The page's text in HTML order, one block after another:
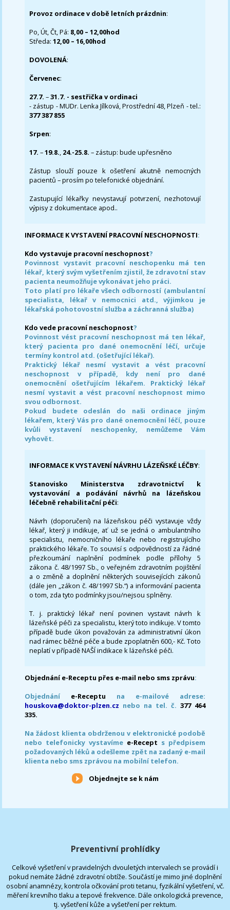
Provoz ordinace v době letních prázdnin:
Po, Út, Čt, Pá: 8,00 – 12,00hod
Středa:12,00 – 16,00hod
DOVOLENÁ:
Červenec:
27.7.–31.7. - sestřička v ordinaci
- zástup - MUDr. Lenka Jílková, Prostřední 48, Plzeň - tel.:
377 387 855
Srpen:
17. –19.8., 24.-25.8. – zástup: bude upřesněno
Zástup slouží pouze k ošetření akutně nemocných
pacientů – prosím po telefonické objednání.
Zastupující lékařky nevystavují potvrzení, nezhotovují
výpisy z dokumentace apod..
INFORMACE K VYSTAVENÍ PRACOVNÍ NESCHOPNOSTI:
Kdo vystavuje pracovní neschopnost?
Povinnost vystavit pracovní neschopenku má ten
lékař, který svým vyšetřením zjistil, že zdravotní stav
pacienta neumožňuje vykonávat jeho práci.
Toto platí pro lékaře všech odborností (ambulantní
specialista, lékař v nemocnici atd., výjimkou je
lékařská pohotovostní služba a záchranná služba)
Kdo vede pracovní neschopnost?
Povinnost vést pracovní neschopnost má ten lékař,
který pacienta pro dané onemocnění léčí, určuje
termíny kontrol atd. (ošetřující lékař).
Praktický lékař nesmí vystavit a vést pracovní
neschopnost v případě, kdy není pro dané
onemocnění ošetřujícím lékařem. Praktický lékař
nesmí vystavit a vést pracovní neschopnost mimo
svou odbornost.
Pokud budete odeslán do naši ordinace jiným
lékařem, který Vás pro dané onemocnění léčí, pouze
kvůli vystavení neschopenky, nemůžeme Vám
vyhovět.
INFORMACE K VYSTAVENÍ NÁVRHU LÁZEŇSKÉ LÉČBY:
Stanovisko Ministerstva zdravotnictví k
vystavování a podávání návrhů na lázeňskou
léčebně rehabilitační péči:
Návrh (doporučení) na lázeňskou péči vystavuje vždy
lékař, který ji indikuje, ať už se jedná o ambulantního
specialistu, nemocničního lékaře nebo registrujícího
praktického lékaře. To souvisí s odpovědností za řádné
přezkoumání naplnění podmínek podle přílohy 5
zákona č. 48/1997 Sb., o veřejném zdravotním pojištění
a o změně a doplnění některých souvisejících zákonů
(dále jen „zákon č. 48/1997 Sb.“) a informování pacienta
o tom, zda tyto podmínky jsou/nejsou splněny.
T. j. praktický lékař není povinen vystavit návrh k
lázeňské péči za specialistu, který toto indikuje. V tomto
případě bude úkon považován za administrativní úkon
nad rámec běžné péče a bude zpoplatněn 600,- Kč. Toto
neplatí v případě NAŠÍ indikace k lázeňské péči.
Objednání e-Receptu přes e-mail nebo sms zprávu:
Objednání e-Receptu na e-mailové adrese:
houskova@doktor-plzen.cz nebo na tel. č. 377 464
335.
Na žádost klienta obdrženou v elektronické podobě
nebo telefonicky vystavíme e-Recept s předpisem
požadovaných léků a odešleme zpět na zadaný e-mail
klienta nebo sms zprávou na mobilní telefon.
Objednejte se k nám
Preventivní prohlídky
Celkové vyšetření v pravidelných dvouletých intervalech se provádí i
pokud nemáte žádné zdravotní obtíže. Součástí je mimo jiné doplnění
osobní anamnézy, kontrola očkování proti tetanu, fyzikální vyšetření, vč.
měření krevního tlaku a tepové frekvence. Dále onkologická prevence,
tj. vyšetření kůže a vyšetření per rektum.